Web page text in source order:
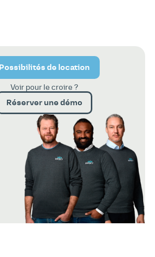
Possibilités de location
Voir pour le croire ?
Réserver une démo